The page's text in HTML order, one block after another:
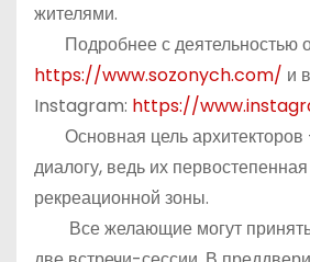
жителями.
Подробнее с деятельностью
https://www.sozonych.com/ и
Instagram: https://
Основная цель архитекторов
диалогу, ведь их
рекреационной зоны.
Все желающие могут принять